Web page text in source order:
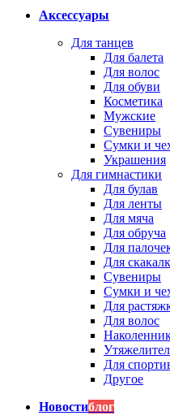
Аксессуары
Для танцев
Для балета
Для волос
Для обуви
Косметика
Мужские
Сувениры
Сумки и
Украшения
Для гимнастики
Для булав
Для ленты
Для мяча
Для обруча
Для
Для
Сувениры
Сумки и
Для
Для волос
Для
Другое
Новостиблог